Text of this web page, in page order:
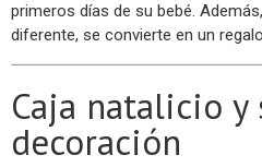
primeros días de su bebé.
diferente, se convierte en un
Caja natalicio y
decoración